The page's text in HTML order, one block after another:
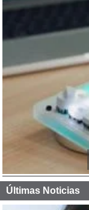
Últimas Noticias